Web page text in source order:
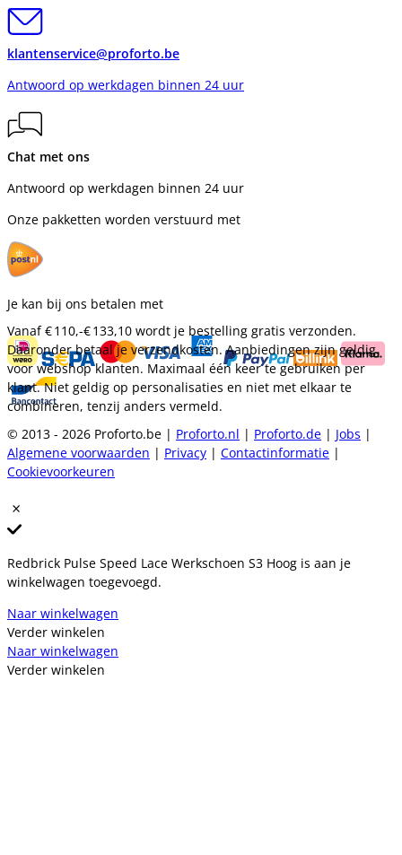
klantenservice@proforto.be
Antwoord op werkdagen binnen 24 uur
Chat met ons
Antwoord op werkdagen binnen 24 uur
Onze pakketten worden verstuurd met
Je kan bij ons betalen met
Vanaf€ 110,-€ 133,10 wordt je bestelling gratis verzonden.
Daaronder betaal je verzendkosten. Aanbiedingen zijn geldig
voor webshop klanten. Maximaal één keer te gebruiken per
klant. Niet geldig op personalisaties en niet met elkaar te
combineren, tenzij anders vermeld.
© 2013 - 2026 Proforto.be | Proforto.nl | Proforto.de | Jobs |
Algemene voorwaarden | Privacy | Contactinformatie |
Cookievoorkeuren
Redbrick Pulse Speed Lace Werkschoen S3 Hoog is aan je
winkelwagen toegevoegd.
Naar winkelwagen
Verder winkelen
Naar winkelwagen
Verder winkelen